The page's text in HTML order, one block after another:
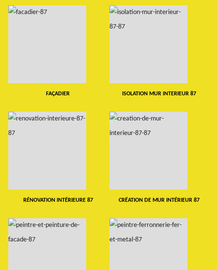
FAÇADIER ISOLATION MUR INTERIEUR 87
RÉNOVATION INTÉRIEURE 87 CRÉATION DE MUR INTÉRIEUR 87